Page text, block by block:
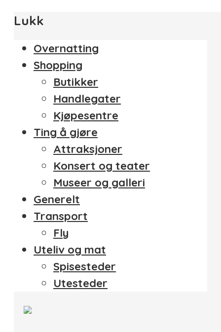
Lukk
Overnatting
Shopping
Butikker
Handlegater
Kjøpesentre
Ting å gjøre
Attraksjoner
Konsert og teater
Museer og galleri
Generelt
Transport
Fly
Uteliv og mat
Spisesteder
Utesteder